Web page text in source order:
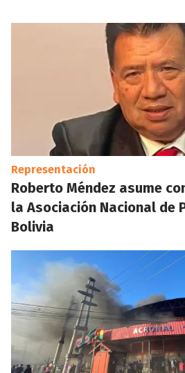
Representación
Roberto Méndez asume
la Asociación Nacional de
Bolivia